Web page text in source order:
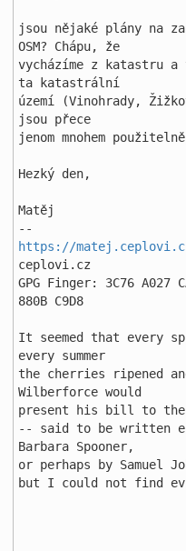
jsou nějaké plány na
OSM? Chápu, že
vycházíme z katastru
ta katastrální
území (Vinohrady,
jsou přece
jenom mnohem
Hezký den,
Matěj
https://
ceplovi.cz
GPG Finger: 3C76 A027
880B C9D8
It seemed that every
every summer
the cherries ripened
Wilberforce would
present his bill to the
-- said to be written
Barbara Spooner,
or perhaps by Samuel
but I could not find